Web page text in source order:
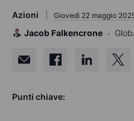
Azioni Giovedì 22 maggio
Jacob Falkencrone
Punti chiave: